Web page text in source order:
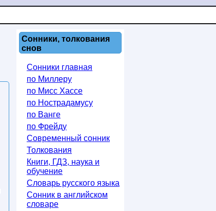
Сонники, толкования
снов
Сонники главная
по Миллеру
по Мисс Хассе
по Нострадамусу
по Ванге
по Фрейду
Современный сонник
Толкования
Книги, ГДЗ, наука и
обучение
Словарь русского языка
Сонник в английском
словаре